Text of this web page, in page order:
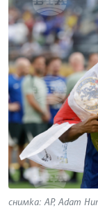
снимка: АР, Adam